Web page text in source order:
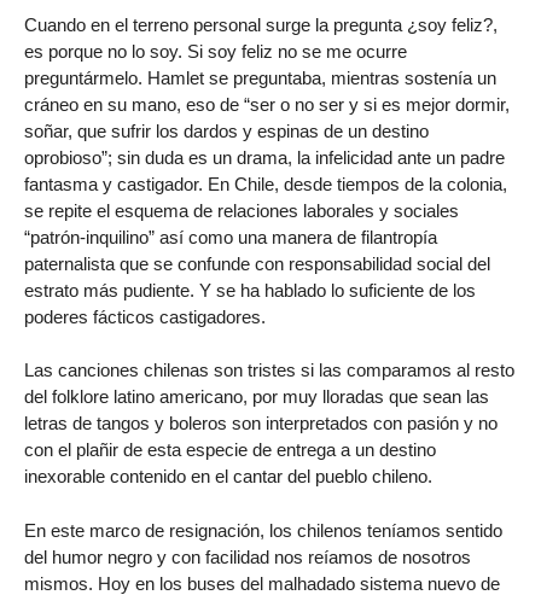
Cuando en el terreno personal surge la pregunta ¿soy feliz?,
es porque no lo soy. Si soy feliz no se me ocurre
preguntármelo. Hamlet se preguntaba, mientras sostenía un
cráneo en su mano, eso de “ser o no ser y si es mejor dormir,
soñar, que sufrir los dardos y espinas de un destino
oprobioso”; sin duda es un drama, la infelicidad ante un padre
fantasma y castigador. En Chile, desde tiempos de la colonia,
se repite el esquema de relaciones laborales y sociales
“patrón-inquilino” así como una manera de filantropía
paternalista que se confunde con responsabilidad social del
estrato más pudiente. Y se ha hablado lo suficiente de los
poderes fácticos castigadores.
Las canciones chilenas son tristes si las comparamos al resto
del folklore latino americano, por muy lloradas que sean las
letras de tangos y boleros son interpretados con pasión y no
con el plañir de esta especie de entrega a un destino
inexorable contenido en el cantar del pueblo chileno.
En este marco de resignación, los chilenos teníamos sentido
del humor negro y con facilidad nos reíamos de nosotros
mismos. Hoy en los buses del malhadado sistema nuevo de